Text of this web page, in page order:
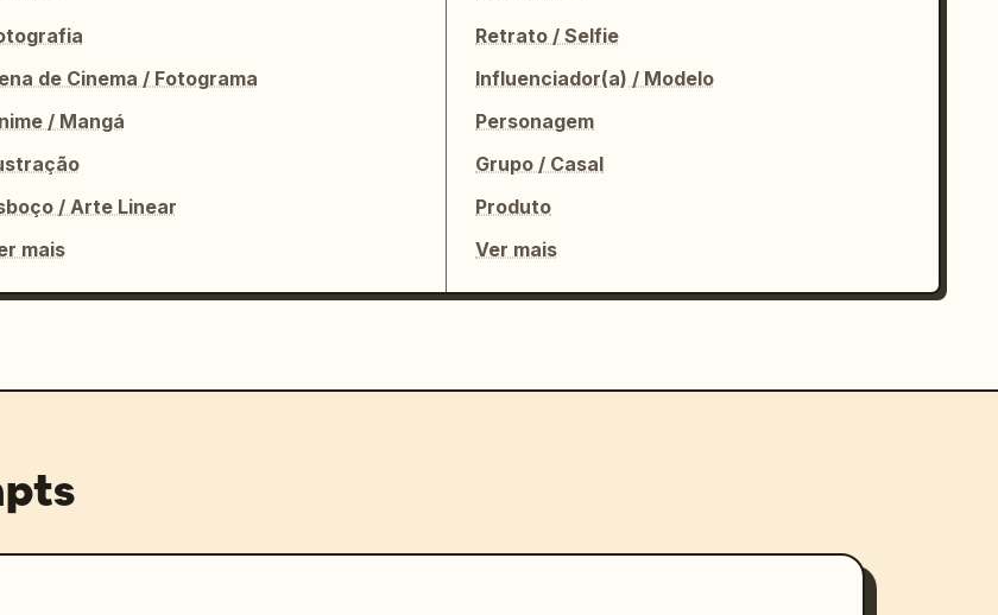
de Cinema / Fotograma
/ Mangá
/ Arte Linear
mais
Retrato / Selfie
Influenciador(a) / Modelo
Personagem
Grupo / Casal
Produto
Ver mais